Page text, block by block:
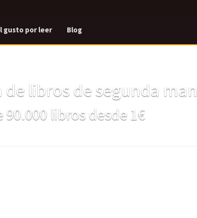
gusto por leer Blog
libros de segunda
90.000 libros desde 1€